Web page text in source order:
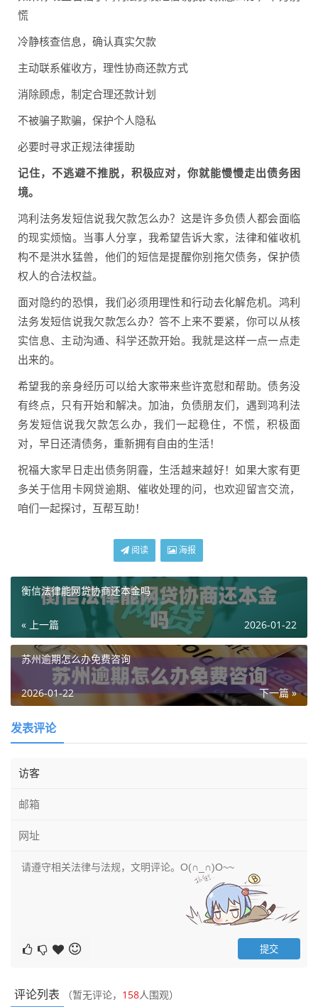
慌
冷静核查信息，确认真实欠款
主动联系催收方，理性协商还款方式
消除顾虑，制定合理还款计划
不被骗子欺骗，保护个人隐私
必要时寻求正规法律援助
记住，不逃避不推脱，积极应对，你就能慢慢走出债务困
境。
鸿利法务发短信说我欠款怎么办？这是许多负债人都会面临
的现实烦恼。当事人分享，我希望告诉大家，法律和催收机
构不是洪水猛兽，他们的短信是提醒你别拖欠债务，保护债
权人的合法权益。
面对隐约的恐惧，我们必须用理性和行动去化解危机。鸿利
法务发短信说我欠款怎么办？答不上来不要紧，你可以从核
实信息、主动沟通、科学还款开始。我就是这样一点一点走
出来的。
希望我的亲身经历可以给大家带来些许宽慰和帮助。债务没
有终点，只有开始和解决。加油，负债朋友们，遇到鸿利法
务发短信说我欠款怎么办，我们一起稳住，不慌，积极面
对，早日还清债务，重新拥有自由的生活！
祝福大家早日走出债务阴霾，生活越来越好！如果大家有更
多关于信用卡网贷逾期、催收处理的问，也欢迎留言交流，
咱们一起探讨，互帮互助！
阅读 海报
衡信法律能网贷协商还本金吗
« 上一篇 2026-01-22
苏州逾期怎么办免费咨询
下一篇 »
2026-01-22
发表评论
评论列表 （暂无评论， 158人围观）